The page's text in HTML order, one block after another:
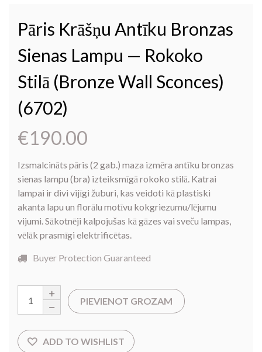
Pāris Krāšņu Antīku Bronzas
Sienas Lampu — Rokoko
Stilā (bronze Wall Sconces)
(6702)
€190.00
Izsmalcināts pāris (2 gab.) maza izmēra antīku bronzas
sienas lampu (bra) izteiksmīgā rokoko stilā. Katrai
lampai ir divi vijīgi žuburi, kas veidoti kā plastiski
akanta lapu un florālu motīvu kokgriezumu/lējumu
vijumi. Sākotnēji kalpojušas kā gāzes vai sveču lampas,
vēlāk prasmīgi elektrificētas.
Buyer Protection Guaranteed
PIEVIENOT GROZAM